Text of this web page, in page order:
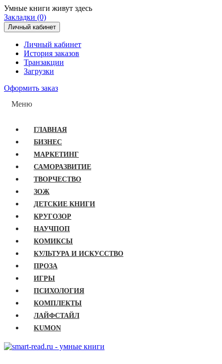
Умные книги живут здесь
Закладки (0)
Личный кабинет
Личный кабинет
История заказов
Транзакции
Загрузки
Оформить заказ
Меню
ГЛАВНАЯ
БИЗНЕС
МАРКЕТИНГ
САМОРАЗВИТИЕ
ТВОРЧЕСТВО
ЗОЖ
ДЕТСКИЕ КНИГИ
КРУГОЗОР
НАУЧПОП
КОМИКСЫ
КУЛЬТУРА И ИСКУССТВО
ПРОЗА
ИГРЫ
ПСИХОЛОГИЯ
КОМПЛЕКТЫ
ЛАЙФСТАЙЛ
KUMON